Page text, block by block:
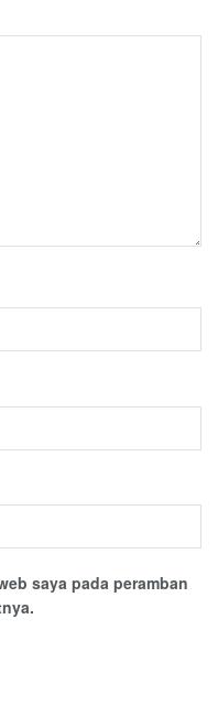
saya pada peramban